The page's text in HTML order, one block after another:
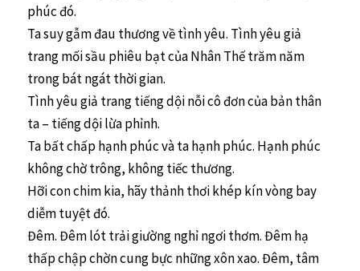
phúc đó.
Ta suy gẫm đau thương về tình yêu. Tình yêu giả
trang mối sầu phiêu bạt của Nhân Thế trăm năm
trong bát ngát thời gian.
Tình yêu giả trang tiếng dội nỗi cô đơn của bản thân
ta – tiếng dội lừa phỉnh.
Ta bất chấp hạnh phúc và ta hạnh phúc. Hạnh phúc
không chờ trông, không tiếc thương.
Hỡi con chim kia, hãy thảnh thơi khép kín vòng bay
diễm tuyệt đó.
Đêm. Đêm lót trải giường nghỉ ngơi thơm. Đêm hạ
thấp chập chờn cung bực những xôn xao. Đêm, tâm